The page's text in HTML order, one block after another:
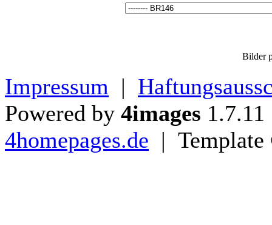
Bilder
Impressum |
Powered by 4images
4homepages.de |